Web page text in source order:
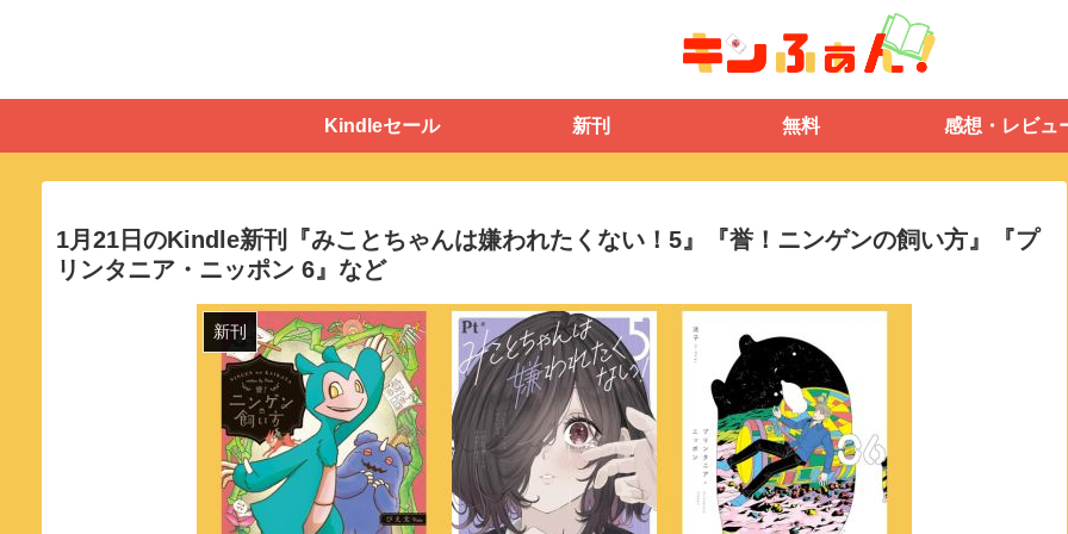
Kindleセール 新刊 無料 感想・レビュ
1月21日のKindle新刊『みことちゃんは嫌われたくない！5』『誉！ニンゲンの飼い方』『プ
リンタニア・ニッポン 6』など
新刊